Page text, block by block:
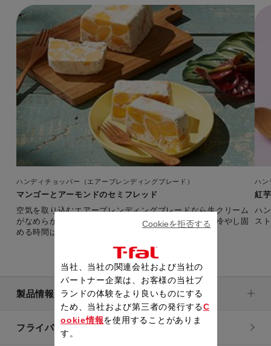
ハンディチョッパー（エアーブレンディングブレード）
マンゴーとアーモンドのセミフレッド
空気を取り込むエアーブレンディングブレードなら生クリーム
がなめらかに仕上がります。※調理時間に、冷蔵庫で冷やし固
める時間は含みません。
ハン
紅
ハ
ス
製品情報
フライパン・鍋
当社、当社の関連会社および当社の
パートナー企業は、お客様の当社ブ
ランドの体験をより良いものにする
ため、当社および第三者の発行するC
ookie情報を使用することがありま
す。
Cookieを拒否する